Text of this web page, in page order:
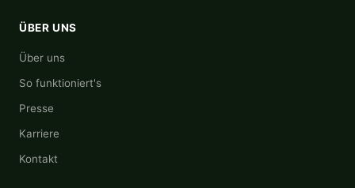
ÜBER UNS
Über uns
So funktioniert's
Presse
Karriere
Kontakt